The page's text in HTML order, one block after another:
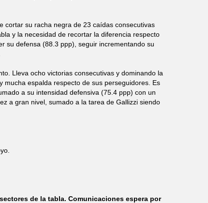
cortar su racha negra de 23 caídas consecutivas
y la necesidad de recortar la diferencia respecto
su defensa (88.3 ppp), seguir incrementando su
Lleva ocho victorias consecutivas y dominando la
mucha espalda respecto de sus perseguidores. Es
a su intensidad defensiva (75.4 ppp) con un
a gran nivel, sumado a la tarea de Gallizzi siendo
de la tabla. Comunicaciones espera por